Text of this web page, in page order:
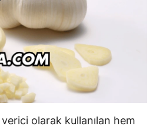
olarak kullanılan hem